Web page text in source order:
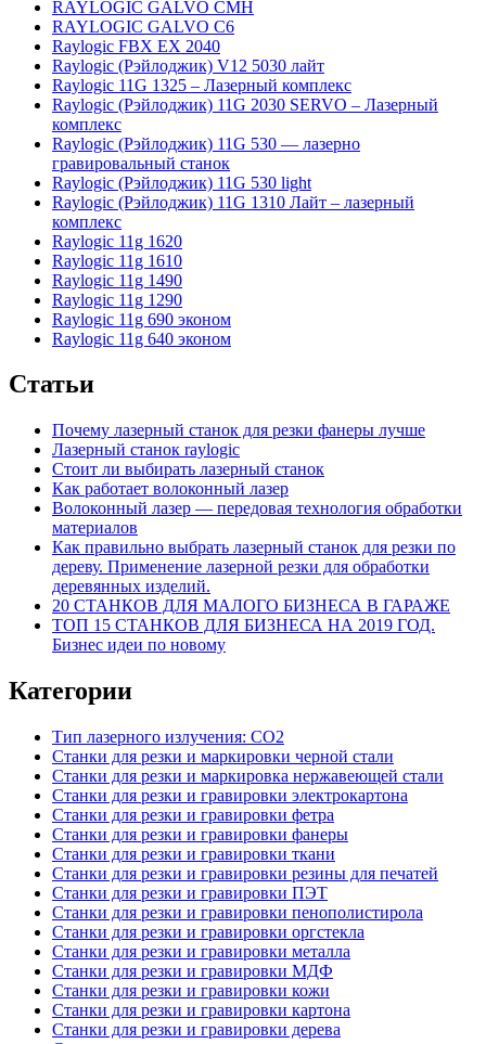
RAYLOGIC GALVO CMH
RAYLOGIC GALVO С6
Raylogic FBX EX 2040
Raylogic (Рэйлоджик) V12 5030 лайт
Raylogic 11G 1325 – Лазерный комплекс
Raylogic (Рэйлоджик) 11G 2030 SERVO – Лазерный
комплекс
Raylogic (Рэйлоджик) 11G 530 — лазерно
гравировальный станок
Raylogic (Рэйлоджик) 11G 530 light
Raylogic (Рэйлоджик) 11G 1310 Лайт – лазерный
комплекс
Raylogic 11g 1620
Raylogic 11g 1610
Raylogic 11g 1490
Raylogic 11g 1290
Raylogic 11g 690 эконом
Raylogic 11g 640 эконом
Статьи
Почему лазерный станок для резки фанеры лучше
Лазерный станок raylogic
Стоит ли выбирать лазерный станок
Как работает волоконный лазер
Волоконный лазер — передовая технология обработки
материалов
Как правильно выбрать лазерный станок для резки по
дереву. Применение лазерной резки для обработки
деревянных изделий.
20 СТАНКОВ ДЛЯ МАЛОГО БИЗНЕСА В ГАРАЖЕ
ТОП 15 СТАНКОВ ДЛЯ БИЗНЕСА НА 2019 ГОД.
Бизнес идеи по новому
Категории
Тип лазерного излучения: СО2
Станки для резки и маркировки черной стали
Станки для резки и маркировка нержавеющей стали
Станки для резки и гравировки электрокартона
Станки для резки и гравировки фетра
Станки для резки и гравировки фанеры
Станки для резки и гравировки ткани
Станки для резки и гравировки резины для печатей
Станки для резки и гравировки ПЭТ
Станки для резки и гравировки пенополистирола
Станки для резки и гравировки оргстекла
Станки для резки и гравировки металла
Станки для резки и гравировки МДФ
Станки для резки и гравировки кожи
Станки для резки и гравировки картона
Станки для резки и гравировки дерева